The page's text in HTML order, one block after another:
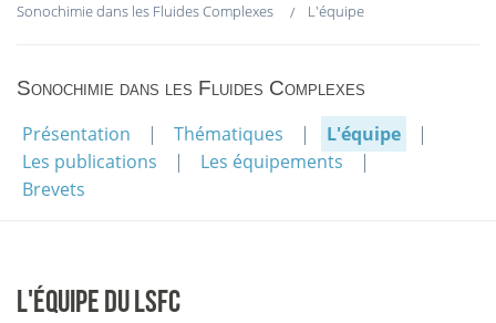
Sonochimie dans les Fluides Complexes
L'équipe
Sonochimie dans les Fluides Complexes
Présentation Thématiques
L'équipe
Les publications
Les équipements
Brevets
L'ÉQUIPE DU LSFC